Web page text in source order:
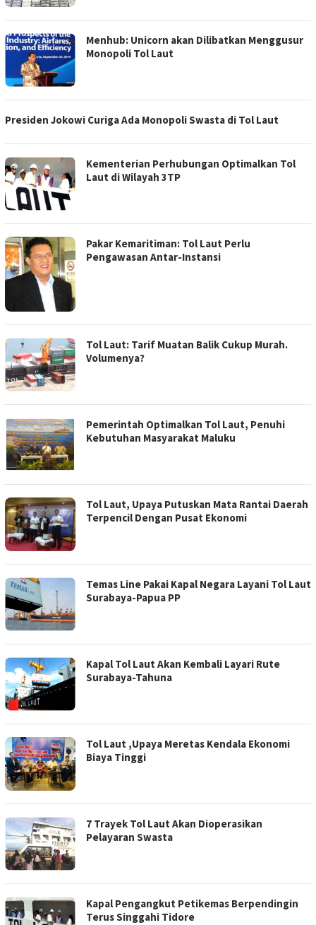
Menhub: Unicorn akan Dilibatkan Menggusur
Monopoli Tol Laut
Presiden Jokowi Curiga Ada Monopoli Swasta di Tol Laut
Kementerian Perhubungan Optimalkan Tol
Laut di Wilayah 3TP
Pakar Kemaritiman: Tol Laut Perlu
Pengawasan Antar-Instansi
Tol Laut: Tarif Muatan Balik Cukup Murah.
Volumenya?
Pemerintah Optimalkan Tol Laut, Penuhi
Kebutuhan Masyarakat Maluku
Tol Laut, Upaya Putuskan Mata Rantai Daerah
Terpencil Dengan Pusat Ekonomi
Temas Line Pakai Kapal Negara Layani Tol Laut
Surabaya-Papua PP
Kapal Tol Laut Akan Kembali Layari Rute
Surabaya-Tahuna
Tol Laut ,Upaya Meretas Kendala Ekonomi
Biaya Tinggi
7 Trayek Tol Laut Akan Dioperasikan
Pelayaran Swasta
Kapal Pengangkut Petikemas Berpendingin
Terus Singgahi Tidore